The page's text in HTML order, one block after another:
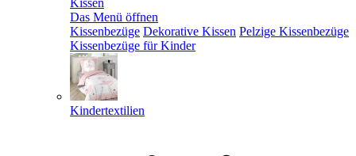
Kissen
Das Menü öffnen
Kissenbezüge Dekorative Kissen Pelzige Kissenbezüge
Kissenbezüge für Kinder
Kindertextilien